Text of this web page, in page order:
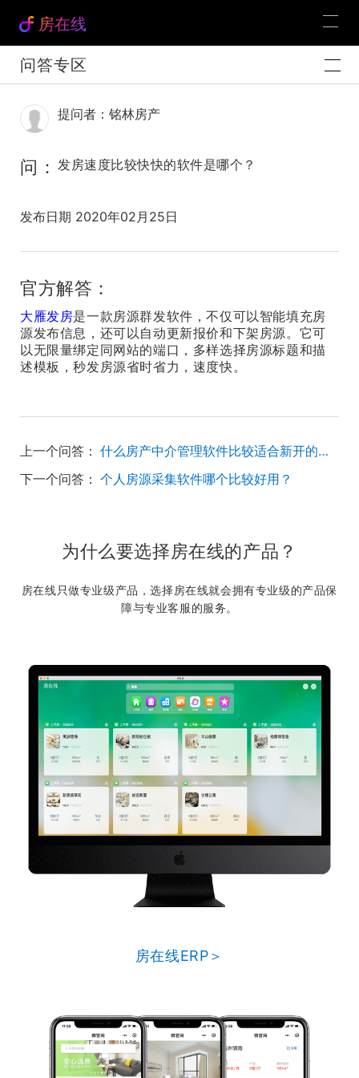
房在线
问答专区
提问者：铭林房产
问： 发房速度比较快快的软件是哪个？
发布日期 2020年02月25日
官方解答：
大雁发房是一款房源群发软件，不仅可以智能填充房
源发布信息，还可以自动更新报价和下架房源。它可
以无限量绑定同网站的端口，多样选择房源标题和描
述模板，秒发房源省时省力，速度快。
上一个问答：
什么房产中介管理软件比较适合新开的房产中介公司呢？
下一个问答： 个人房源采集软件哪个比较好用？
为什么要选择房在线的产品？
房在线只做专业级产品，选择房在线就会拥有专业级的产品保
障与专业客服的服务。
房在线ERP＞